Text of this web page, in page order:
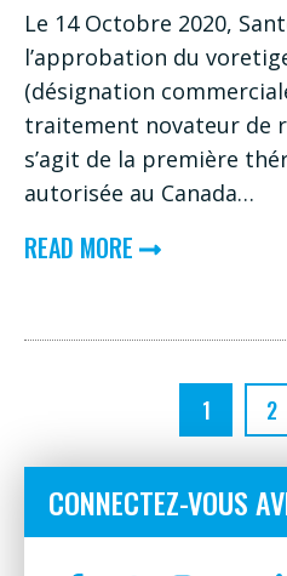
Le 14 Octobre 2020,
l’approbation du
(désignation
traitement novateur de
s’agit de la première
autorisée au Canada…
READ MORE ABOUT
SANTÉ
CANADA
APPROUVE
1 2
CONNECTEZ-VOUS